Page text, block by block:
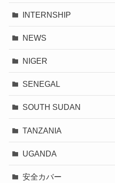
INTERNSHIP
NEWS
NIGER
SENEGAL
SOUTH SUDAN
TANZANIA
UGANDA
安全カバー